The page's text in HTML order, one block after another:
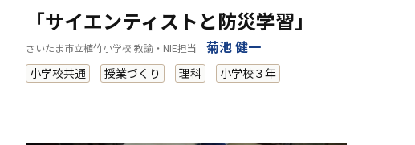
「サイエンティストと防災学習」
さいたま市立植竹小学校 教諭・NIE担当 菊池 健一
小学校共通 授業づくり 理科 小学校３年